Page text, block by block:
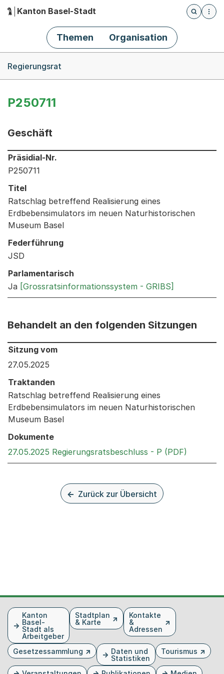
Hauptnavigation
Kanton Basel-Stadt
Öffnet
Themen Organisation
Regierungsrat
P250711
Geschäft
Informationen zum Ausgewählten Geschäft
Präsidial-Nr.
P250711
Titel
Ratschlag betreffend Realisierung eines
Erdbebensimulators im neuen Naturhistorischen
Museum Basel
Federführung
JSD
Parlamentarisch
Ja [Grossratsinformationssystem - GRIBS]
Behandelt an den folgenden Sitzungen
Behandelt an den folgenden Sitzungen: Informationen
Sitzung vom
27.05.2025
Traktanden
Ratschlag betreffend Realisierung eines
Erdbebensimulators im neuen Naturhistorischen
Museum Basel
Dokumente
27.05.2025 Regierungsratsbeschluss - P (PDF)
Zurück zur Übersicht
FusszeileKanton
Basel-
Stadt als
Arbeitgeber
Stadtplan
& Karte
Kontakte
&
Adressen
Gesetzessammlung
Daten und
Statistiken
Tourismus